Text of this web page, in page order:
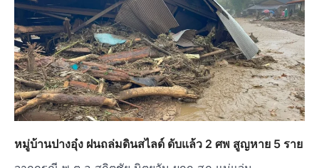
หมู่บ้านปางอุ๋ง ฝนถล่มดินสไลด์ ดับแล้ว 2 ศพ สูญหาย 5 ราย